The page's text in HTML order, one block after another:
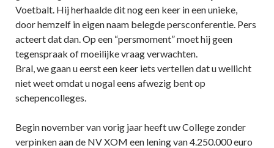
Voetbalt. Hij herhaalde dit nog een keer in een unieke,
door hemzelf in eigen naam belegde persconferentie. Pers
acteert dat dan. Op een “persmoment” moet hij geen
tegenspraak of moeilijke vraag verwachten.
Bral, we gaan u eerst een keer iets vertellen dat u wellicht
niet weet omdat u nogal eens afwezig bent op
schepencolleges.
Begin november van vorig jaar heeft uw College zonder
verpinken aan de NV XOM een lening van 4.250.000 euro